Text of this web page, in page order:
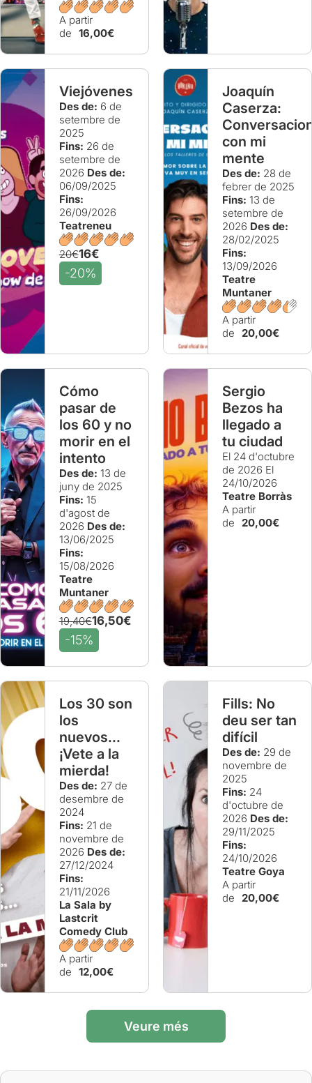
A partir
de 16,00€
Viejóvenes
Des de: 6 de
setembre de
2025
Fins: 26 de
setembre de
2026 Des de:
06/09/2025
Fins:
26/09/2026
Teatreneu
20€16€
-20%
Joaquín
Caserza:
con mi
mente
Des de: 28 de
febrer de 2025
Fins: 13 de
setembre de
2026 Des de:
28/02/2025
Fins:
13/09/2026
Teatre
Muntaner
A partir
de
20,00€
Cómo
pasar de
los 60 y no
morir en el
intento
Des de: 13 de
juny de 2025
Fins: 15
d'agost de
2026 Des de:
13/06/2025
Fins:
15/08/2026
Teatre
Muntaner
19,40€16,50€
-15%
Sergio
Bezos ha
llegado a
tu ciudad
El 24 d'octubre
de 2026 El
24/10/2026
Teatre Borràs
A partir
de
20,00€
Los 30 son
los
nuevos...
¡Vete a la
mierda!
Des de: 27 de
desembre de
2024
Fins: 21 de
novembre de
2026 Des de:
27/12/2024
Fins:
21/11/2026
La Sala by
Lastcrit
Comedy Club
A partir
de 12,00€
Fills: No
deu ser tan
difícil
Des de: 29 de
novembre de
2025
Fins: 24
d'octubre de
2026 Des de:
29/11/2025
Fins:
24/10/2026
Teatre Goya
A partir
de
20,00€
Veure més